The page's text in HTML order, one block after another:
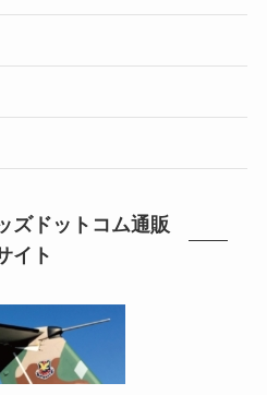
ズドットコム通販
イト